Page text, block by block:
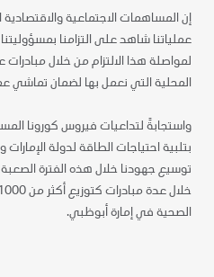
إن المساهمات الاجتماعية والاقتصادية
عملياتنا شاهد على التزامنا
لمواصلة هذا الالتزام من خلال
المحلية التي نعمل بها لضمان تماشي
بتلبية احتياجات الطاقة لدولة
توسيع جهودنا خلال هذه الفترة
الصحية في إمارة أبوظبي.